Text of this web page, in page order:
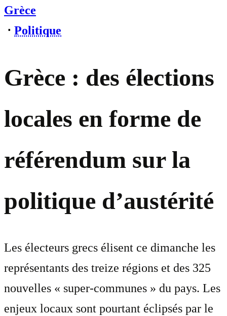
Grèce
⋅ Politique
Grèce : des élections
locales en forme de
référendum sur la
politique d’austérité
Les électeurs grecs élisent ce dimanche les
représentants des treize régions et des 325
nouvelles « super-communes » du pays. Les
enjeux locaux sont pourtant éclipsés par le